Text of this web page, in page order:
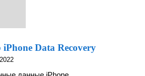
iPhone Data Recovery